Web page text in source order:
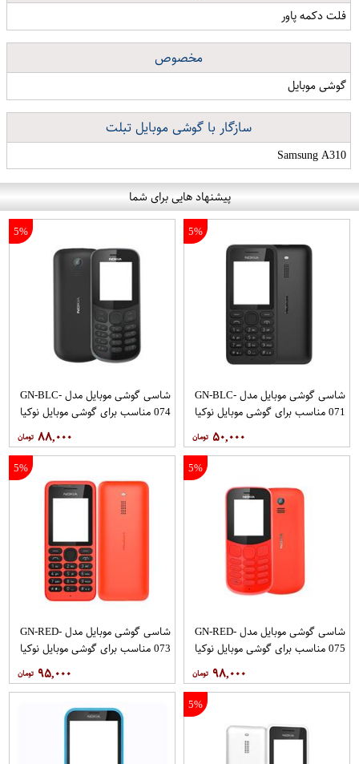
فلت دکمه پاور
مخصوص
گوشی موبایل
سازگار با گوشی موبایل تبلت
Samsung A310
پیشنهاد هایی برای شما
5%
شاسی گوشی موبایل مدل GN-BLC-
071 مناسب برای گوشی موبایل نوکیا
۵۰,۰۰۰
5%
شاسی گوشی موبایل مدل GN-BLC-
074 مناسب برای گوشی موبایل نوکیا
۸۸,۰۰۰
5%
شاسی گوشی موبایل مدل GN-RED-
075 مناسب برای گوشی موبایل نوکیا
۹۸,۰۰۰
5%
شاسی گوشی موبایل مدل GN-RED-
073 مناسب برای گوشی موبایل نوکیا
۹۵,۰۰۰
5%